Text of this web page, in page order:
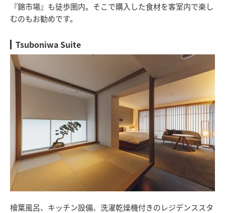
『錦市場』も徒歩圏内。そこで購入した食材を客室内で楽し
むのもお勧めです。
Tsuboniwa Suite
檜葉風呂、キッチン設備、洗濯乾燥機付きのレジデンススタ